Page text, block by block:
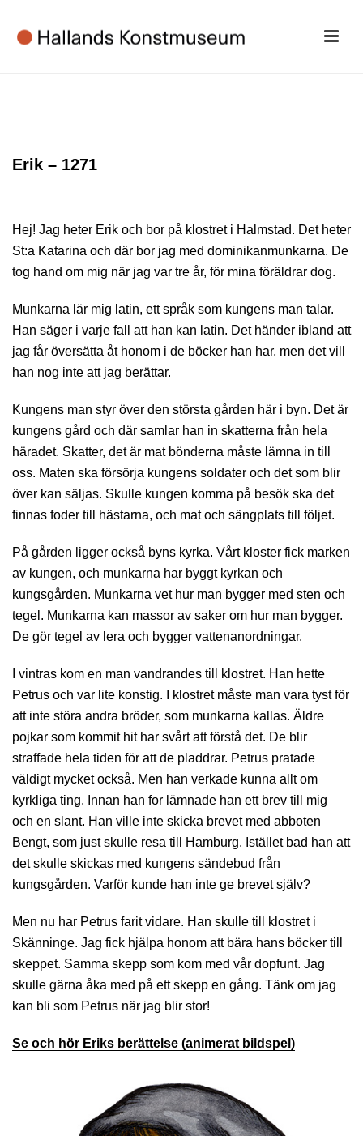
Erik – 1271
Hej! Jag heter Erik och bor på klostret i Halmstad. Det heter
St:a Katarina och där bor jag med dominikanmunkarna. De
tog hand om mig när jag var tre år, för mina föräldrar dog.
Munkarna lär mig latin, ett språk som kungens man talar.
Han säger i varje fall att han kan latin. Det händer ibland att
jag får översätta åt honom i de böcker han har, men det vill
han nog inte att jag berättar.
Kungens man styr över den största gården här i byn. Det är
kungens gård och där samlar han in skatterna från hela
häradet. Skatter, det är mat bönderna måste lämna in till
oss. Maten ska försörja kungens soldater och det som blir
över kan säljas. Skulle kungen komma på besök ska det
finnas foder till hästarna, och mat och sängplats till följet.
På gården ligger också byns kyrka. Vårt kloster fick marken
av kungen, och munkarna har byggt kyrkan och
kungsgården. Munkarna vet hur man bygger med sten och
tegel. Munkarna kan massor av saker om hur man bygger.
De gör tegel av lera och bygger vattenanordningar.
I vintras kom en man vandrandes till klostret. Han hette
Petrus och var lite konstig. I klostret måste man vara tyst för
att inte störa andra bröder, som munkarna kallas. Äldre
pojkar som kommit hit har svårt att förstå det. De blir
straffade hela tiden för att de pladdrar. Petrus pratade
väldigt mycket också. Men han verkade kunna allt om
kyrkliga ting. Innan han for lämnade han ett brev till mig
och en slant. Han ville inte skicka brevet med abboten
Bengt, som just skulle resa till Hamburg. Istället bad han att
det skulle skickas med kungens sändebud från
kungsgården. Varför kunde han inte ge brevet själv?
Men nu har Petrus farit vidare. Han skulle till klostret i
Skänninge. Jag fick hjälpa honom att bära hans böcker till
skeppet. Samma skepp som kom med vår dopfunt. Jag
skulle gärna åka med på ett skepp en gång. Tänk om jag
kan bli som Petrus när jag blir stor!
Se och hör Eriks berättelse (animerat bildspel)